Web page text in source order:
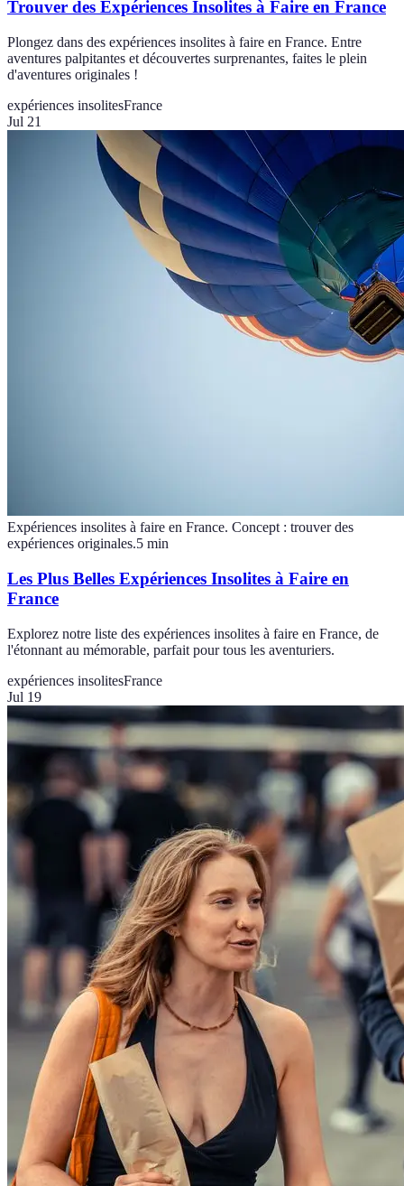
Trouver des Expériences Insolites à Faire en France
Plongez dans des expériences insolites à faire en France. Entre
aventures palpitantes et découvertes surprenantes, faites le plein
d'aventures originales !
expériences insolitesFrance
Jul 21
Expériences insolites à faire en France. Concept : trouver des
expériences originales.5 min
Les Plus Belles Expériences Insolites à Faire en
France
Explorez notre liste des expériences insolites à faire en France, de
l'étonnant au mémorable, parfait pour tous les aventuriers.
expériences insolitesFrance
Jul 19